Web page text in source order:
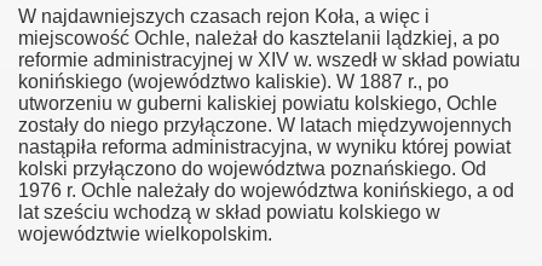
W najdawniejszych czasach rejon Koła, a więc i
miejscowość Ochle, należał do kasztelanii lądzkiej, a po
reformie administracyjnej w XIV w. wszedł w skład powiatu
konińskiego (województwo kaliskie). W 1887 r., po
utworzeniu w guberni kaliskiej powiatu kolskiego, Ochle
zostały do niego przyłączone. W latach międzywojennych
nastąpiła reforma administracyjna, w wyniku której powiat
kolski przyłączono do województwa poznańskiego. Od
1976 r. Ochle należały do województwa konińskiego, a od
lat sześciu wchodzą w skład powiatu kolskiego w
województwie wielkopolskim.